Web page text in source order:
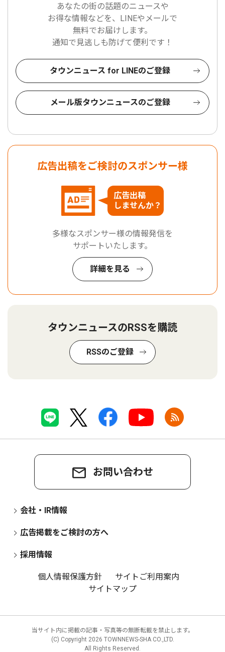
あなたの街の話題のニュースや
お得な情報などを、LINEやメールで
無料でお届けします。
通知で見逃しも防げて便利です！
タウンニュース for LINEのご登録
メール版タウンニュースのご登録
広告出稿をご検討のスポンサー様
広告出稿
しませんか？
多様なスポンサー様の情報発信を
サポートいたします。
詳細を見る
タウンニュースのRSSを購読
RSSのご登録
お問い合わせ
会社・IR情報
広告掲載をご検討の方へ
採用情報
個人情報保護方針
サイトご利用案内
サイトマップ
当サイト内に掲載の記事・写真等の無断転載を禁止します。
(C) Copyright 2026 TOWNNEWS-SHA CO.,LTD.
All Rights Reserved.